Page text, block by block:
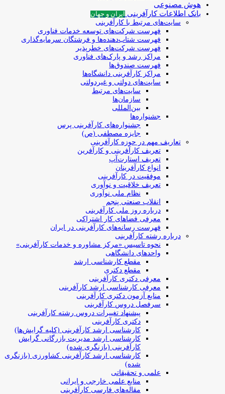
هوش مصنوعی
بانک اطلاعات کارآفرینی
ایران و جهان
سایت‌های مرتبط با کارآفرینی
فهرست شرکت‌های‌‌ توسعه‌ خدمات فناوری
فهرست شتاب‌دهنده‌ها‌ و فرشتگان‌ سرمایه‌گذاری
فهرست شرکت‌های خطرپذیر
مراکز رشد و پارک‌های فناوری
فهرست صندوق‌ها
مراکز کارآفرینی دانشگاه‌ها
سایت‌های دولتی و غیردولتی
سایت‌های مرتبط
سازمان‌ها
بین‌المللی
جشنواره‌ها
جشنواره‌های کارآفرینی‌ پرس
جایزه مصطفی (ص)
تعاریف مهم در حوزه کارآفرینی
تعریف کارآفرینی و کارآفرین
تعریف استارت‌آپ
انواع کارآفرینان
موفقیت در کارآفرینی
تعریف خلاقیت و نوآوری
نظام ملی نوآوری
انقلاب صنعتی پنجم
درباره روز ملی کارآفرینی
معرفی فضاهای کار اشتراکی
فهرست رسانه‌های کارآفرینی در ایران
درباره رشته کارآفرینی
نحوه تاسیس «مرکز مشاوره و خدمات کارآفرینی»
واحدهای دانشگاهی
مقطع کارشناسی ارشد
مقطع دکتری
معرفی دکتری کارآفرینی
معرفی کارشناسی ارشد کارآفرینی
منابع آزمون دکتری کارآفرینی
سرفصل دروس کارآفرینی
پیشنهاد تغییرات دروس رشته کارآفرینی
دکتری کارآفرینی
کارشناسی ارشد کارآفرینی (کلیه گرایش‌ها)
کارشناسی ارشد مدیریت بازرگانی گرایش
کارآفرینی (بازنگری شده)
کارشناسی ارشد کارآفرینی کشاورزی (بازنگری
شده)
علمی و تحقیقاتی
منابع علمی خارجی و ایرانی
مقاله‌های فارسی کارآفرینی